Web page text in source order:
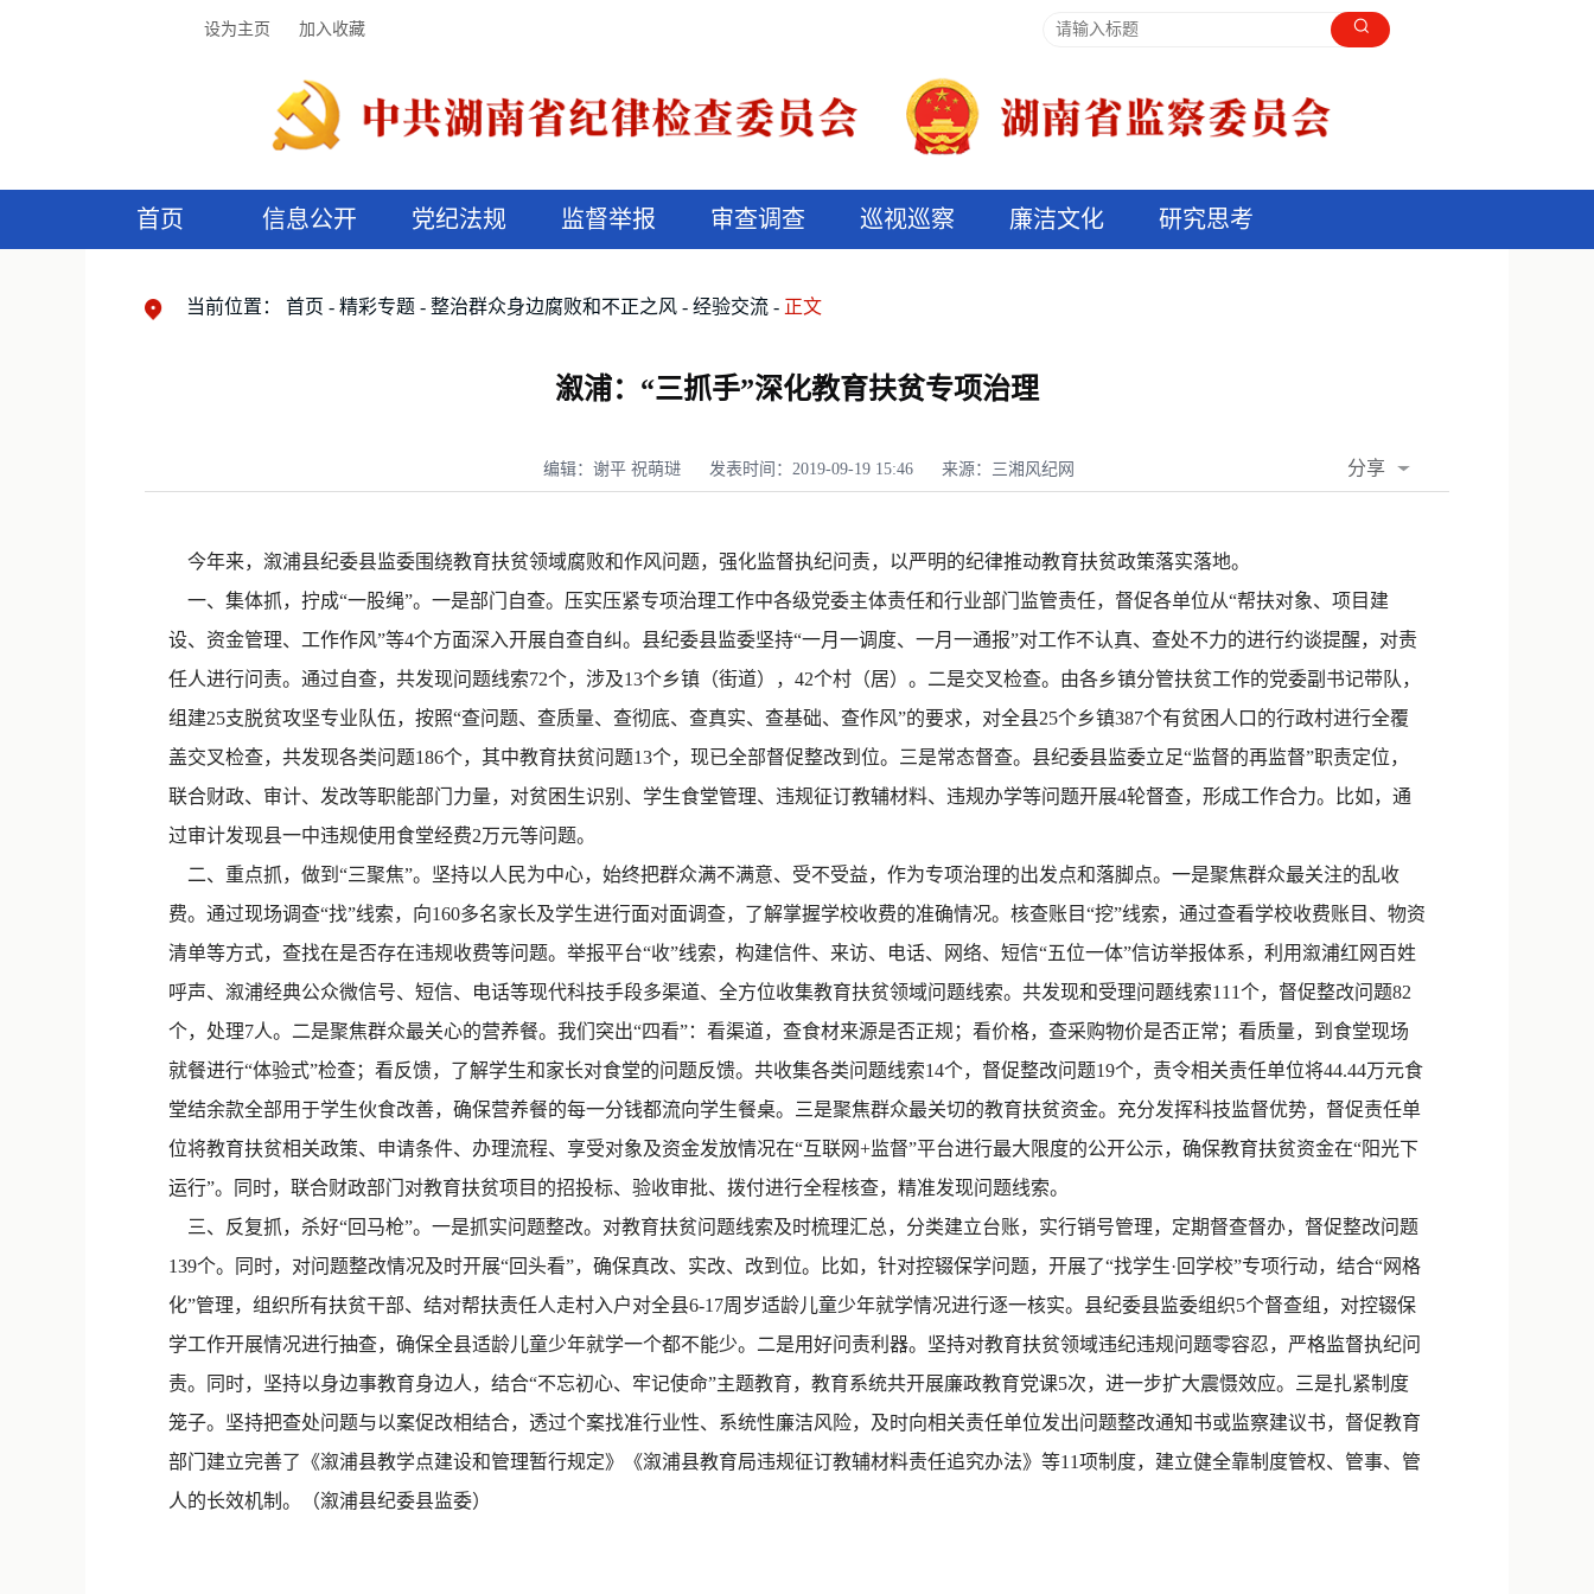
设为主页 加入收藏
首页 信息公开 党纪法规 监督举报 审查调查 巡视巡察 廉洁文化 研究思考
当前位置： 首页 精彩专题 整治群众身边腐败和不正之风 经验交流 正文
溆浦：“三抓手”深化教育扶贫专项治理
编辑：谢平 祝萌琎 发表时间：2019-09-19 15:46 来源：三湘风纪网 分享
QQ
微信
今年来，溆浦县纪委县监委围绕教育扶贫领域腐败和作风问题，强化监督执纪问责，以严明的纪律推动教育扶贫政策落实落地。
一、集体抓，拧成“一股绳”。一是部门自查。压实压紧专项治理工作中各级党委主体责任和行业部门监管责任，督促各单位从“帮扶对象、项目建
设、资金管理、工作作风”等4个方面深入开展自查自纠。县纪委县监委坚持“一月一调度、一月一通报”对工作不认真、查处不力的进行约谈提醒，对责
任人进行问责。通过自查，共发现问题线索72个，涉及13个乡镇（街道），42个村（居）。二是交叉检查。由各乡镇分管扶贫工作的党委副书记带队，
组建25支脱贫攻坚专业队伍，按照“查问题、查质量、查彻底、查真实、查基础、查作风”的要求，对全县25个乡镇387个有贫困人口的行政村进行全覆
盖交叉检查，共发现各类问题186个，其中教育扶贫问题13个，现已全部督促整改到位。三是常态督查。县纪委县监委立足“监督的再监督”职责定位，
联合财政、审计、发改等职能部门力量，对贫困生识别、学生食堂管理、违规征订教辅材料、违规办学等问题开展4轮督查，形成工作合力。比如，通
过审计发现县一中违规使用食堂经费2万元等问题。
二、重点抓，做到“三聚焦”。坚持以人民为中心，始终把群众满不满意、受不受益，作为专项治理的出发点和落脚点。一是聚焦群众最关注的乱收
费。通过现场调查“找”线索，向160多名家长及学生进行面对面调查，了解掌握学校收费的准确情况。核查账目“挖”线索，通过查看学校收费账目、物资
清单等方式，查找在是否存在违规收费等问题。举报平台“收”线索，构建信件、来访、电话、网络、短信“五位一体”信访举报体系，利用溆浦红网百姓
呼声、溆浦经典公众微信号、短信、电话等现代科技手段多渠道、全方位收集教育扶贫领域问题线索。共发现和受理问题线索111个，督促整改问题82
个，处理7人。二是聚焦群众最关心的营养餐。我们突出“四看”：看渠道，查食材来源是否正规；看价格，查采购物价是否正常；看质量，到食堂现场
就餐进行“体验式”检查；看反馈，了解学生和家长对食堂的问题反馈。共收集各类问题线索14个，督促整改问题19个，责令相关责任单位将44.44万元食
堂结余款全部用于学生伙食改善，确保营养餐的每一分钱都流向学生餐桌。三是聚焦群众最关切的教育扶贫资金。充分发挥科技监督优势，督促责任单
位将教育扶贫相关政策、申请条件、办理流程、享受对象及资金发放情况在“互联网+监督”平台进行最大限度的公开公示，确保教育扶贫资金在“阳光下
运行”。同时，联合财政部门对教育扶贫项目的招投标、验收审批、拨付进行全程核查，精准发现问题线索。
三、反复抓，杀好“回马枪”。一是抓实问题整改。对教育扶贫问题线索及时梳理汇总，分类建立台账，实行销号管理，定期督查督办，督促整改问题
139个。同时，对问题整改情况及时开展“回头看”，确保真改、实改、改到位。比如，针对控辍保学问题，开展了“找学生·回学校”专项行动，结合“网格
化”管理，组织所有扶贫干部、结对帮扶责任人走村入户对全县6-17周岁适龄儿童少年就学情况进行逐一核实。县纪委县监委组织5个督查组，对控辍保
学工作开展情况进行抽查，确保全县适龄儿童少年就学一个都不能少。二是用好问责利器。坚持对教育扶贫领域违纪违规问题零容忍，严格监督执纪问
责。同时，坚持以身边事教育身边人，结合“不忘初心、牢记使命”主题教育，教育系统共开展廉政教育党课5次，进一步扩大震慑效应。三是扎紧制度
笼子。坚持把查处问题与以案促改相结合，透过个案找准行业性、系统性廉洁风险，及时向相关责任单位发出问题整改通知书或监察建议书，督促教育
部门建立完善了《溆浦县教学点建设和管理暂行规定》《溆浦县教育局违规征订教辅材料责任追究办法》等11项制度，建立健全靠制度管权、管事、管
人的长效机制。（溆浦县纪委县监委）